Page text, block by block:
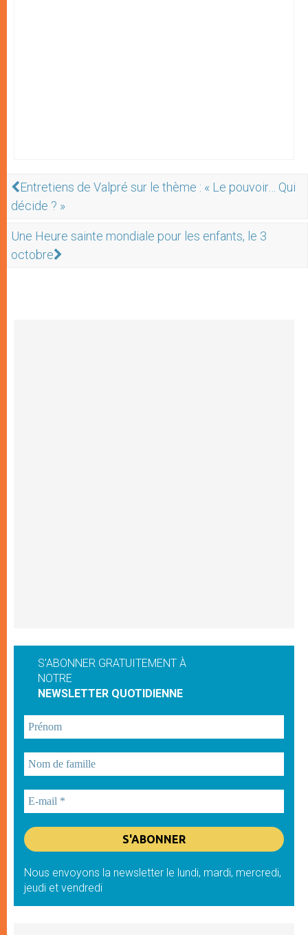
Entretiens de Valpré sur le thème : « Le pouvoir… Qui
décide ? »
Une Heure sainte mondiale pour les enfants, le 3
octobre
S'ABONNER GRATUITEMENT À
NOTRE
NEWSLETTER QUOTIDIENNE
Nous envoyons la newsletter le lundi, mardi, mercredi,
jeudi et vendredi